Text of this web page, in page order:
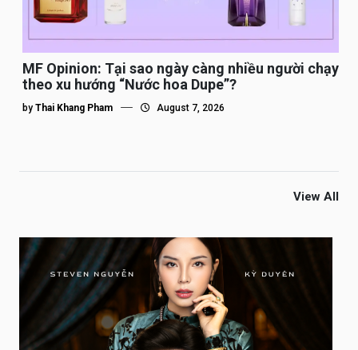
MF Opinion: Tại sao ngày càng nhiều người chạy
theo xu hướng “Nước hoa Dupe”?
by Thai Khang Pham August 7, 2026
View All